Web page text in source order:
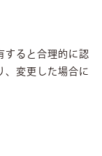
すると合理的に認
、変更した場合に